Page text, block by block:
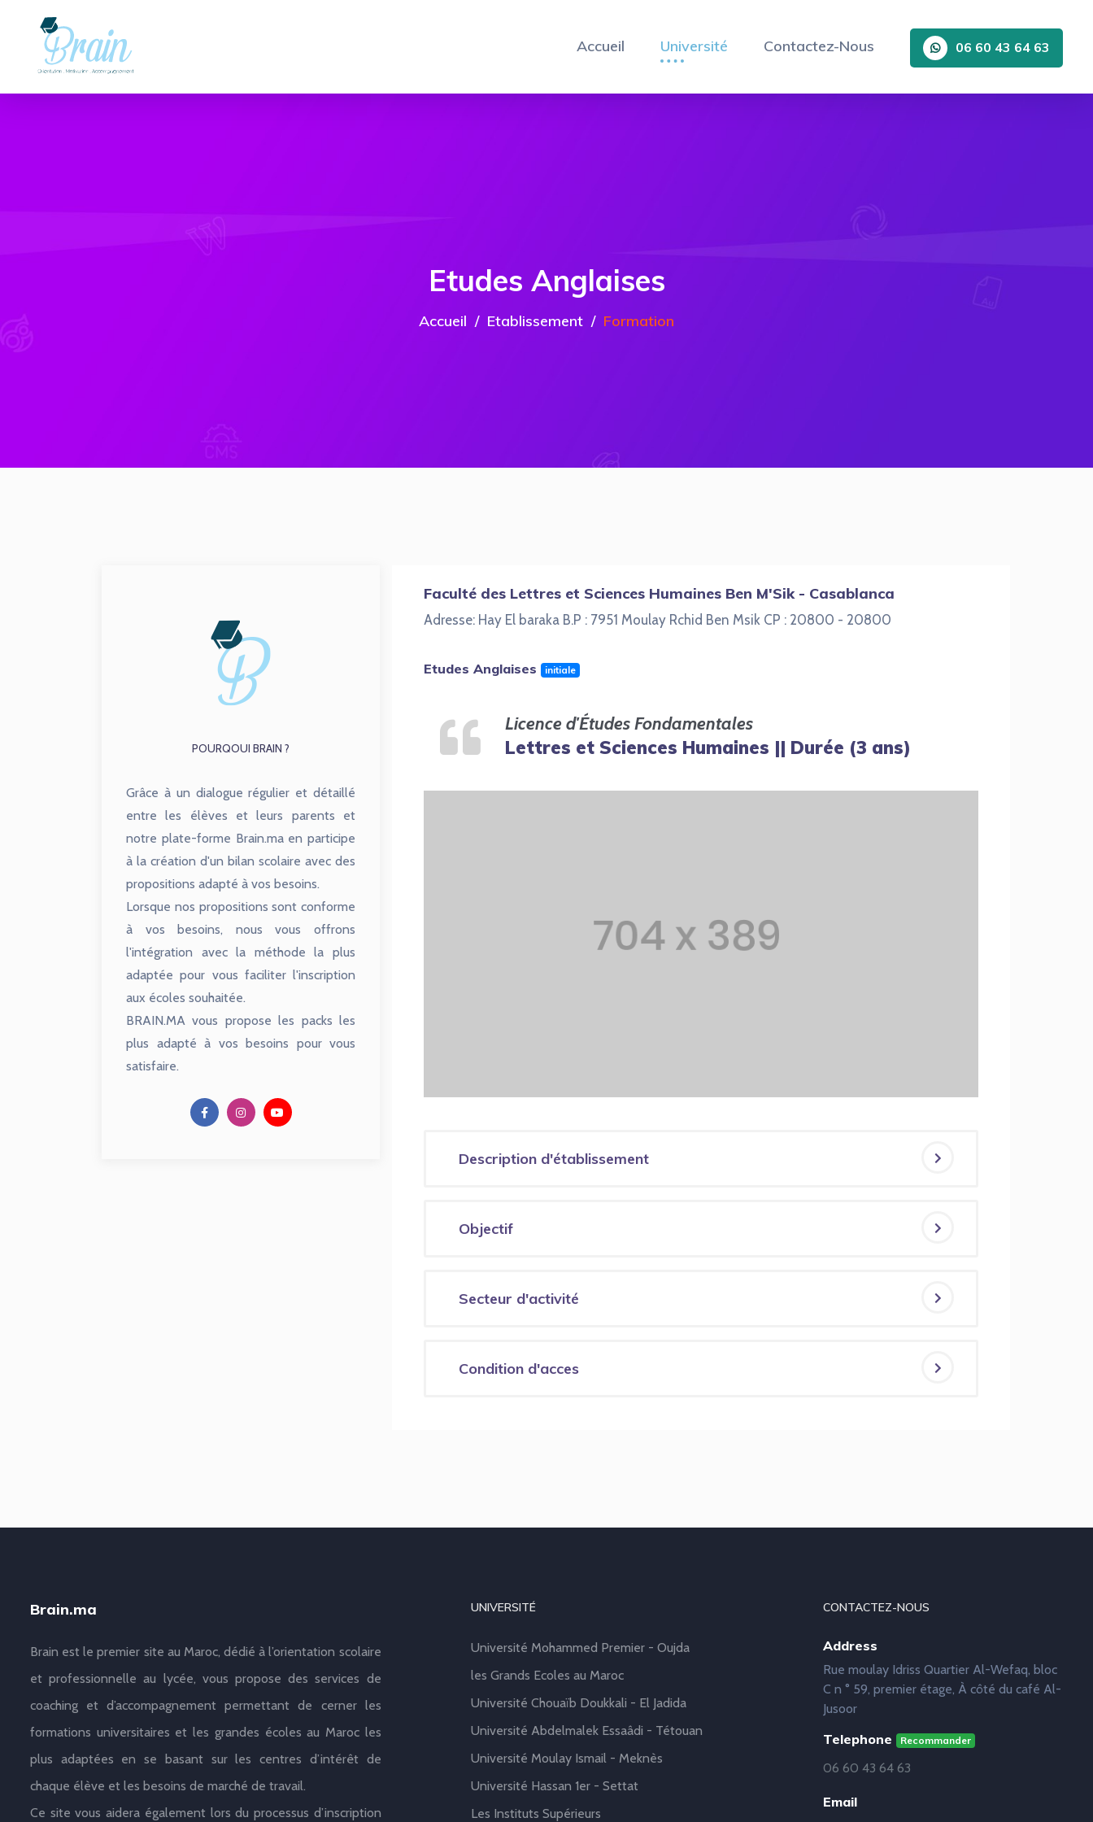
Accueil Université Contactez-Nous 06 60 43 64 63
Etudes Anglaises
Accueil Etablissement Formation
POURQOUI BRAIN ?
Grâce à un dialogue régulier et détaillé
entre les élèves et leurs parents et
notre plate-forme Brain.ma en participe
à la création d'un bilan scolaire avec des
propositions adapté à vos besoins.
Lorsque nos propositions sont conforme
à vos besoins, nous vous offrons
l'intégration avec la méthode la plus
adaptée pour vous faciliter l'inscription
aux écoles souhaitée.
BRAIN.MA vous propose les packs les
plus adapté à vos besoins pour vous
satisfaire.
Faculté des Lettres et Sciences Humaines Ben M'Sik - Casablanca
Adresse: Hay El baraka B.P : 7951 Moulay Rchid Ben Msik CP : 20800 - 20800
Etudes Anglaises initiale
Licence d'Études Fondamentales
Lettres et Sciences Humaines || Durée (3 ans)
Description d'établissement
Objectif
Secteur d'activité
Condition d'acces
Brain.ma
Brain est le premier site au Maroc, dédié à l’orientation scolaire
et professionnelle au lycée, vous propose des services de
coaching et d’accompagnement permettant de cerner les
formations universitaires et les grandes écoles au Maroc les
plus adaptées en se basant sur les centres d’intérêt de
chaque élève et les besoins de marché de travail.
Ce site vous aidera également lors du processus d’inscription
UNIVERSITÉ
Université Mohammed Premier - Oujda
les Grands Ecoles au Maroc
Université Chouaïb Doukkali - El Jadida
Université Abdelmalek Essaâdi - Tétouan
Université Moulay Ismail - Meknès
Université Hassan 1er - Settat
Les Instituts Supérieurs
CONTACTEZ-NOUS
Address
Rue moulay Idriss Quartier Al-Wefaq, bloc
C n ° 59, premier étage, À côté du café Al-
Jusoor
Telephone Recommander
06 60 43 64 63
Email